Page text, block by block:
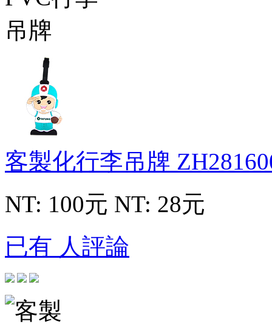
客製化行李吊牌
NT: 100元 NT: 28元
已有 人評論